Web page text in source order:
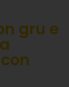
gru e